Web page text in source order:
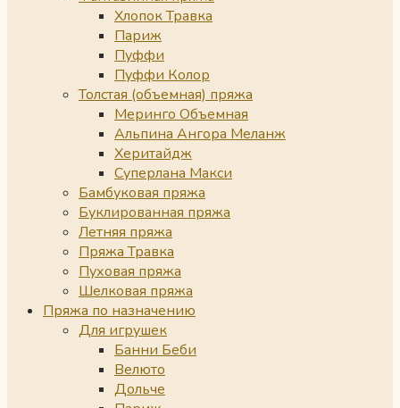
Хлопок Травка
Париж
Пуффи
Пуффи Колор
Толстая (объемная) пряжа
Меринго Объемная
Альпина Ангора Меланж
Херитайдж
Суперлана Макси
Бамбуковая пряжа
Буклированная пряжа
Летняя пряжа
Пряжа Травка
Пуховая пряжа
Шелковая пряжа
Пряжа по назначению
Для игрушек
Банни Беби
Велюто
Дольче